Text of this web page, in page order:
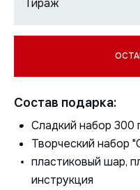
Состав подарка:
Сладкий набор 300
Творческий набор
пластиковый шар,
инструкция